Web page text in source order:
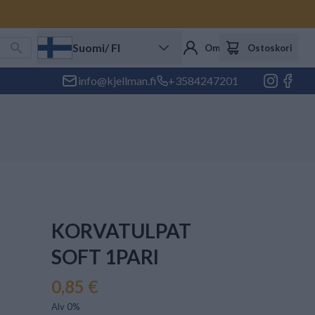
Suomi/ FI Oma tili Ostoskori
info@kjellman.fi +3584247201
KORVATULPAT
SOFT 1PARI
0,85 €
Alv 0%